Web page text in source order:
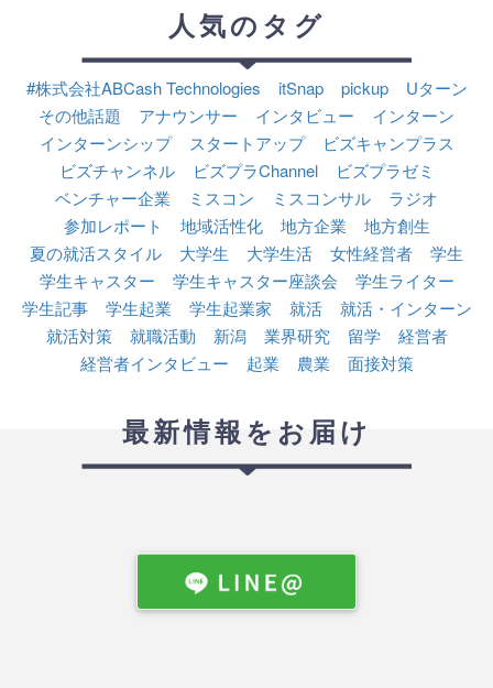
人気のタグ
#株式会社ABCash Technologies itSnap pickup
Uターン
その他話題
アナウンサー インタビュー
インターン
インターンシップ
スタートアップ
ビズキャンプラス
ビズチャンネル
ビズプラChannel
ビズプラゼミ
ベンチャー企業
ミスコン ミスコンサル
ラジオ
参加レポート
地域活性化 地方企業
地方創生
夏の就活スタイル
大学生 大学生活 女性経営者
学生
学生キャスター
学生キャスター座談会
学生ライター
学生記事
学生起業 学生起業家 就活
就活・インターン
就活対策
就職活動 新潟 業界研究 留学
経営者
経営者インタビュー
起業 農業 面接対策
最新情報をお届け